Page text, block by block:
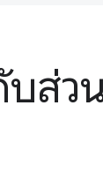
บส่ว